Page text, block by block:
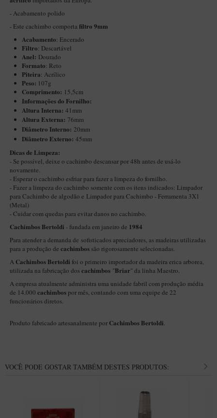
Itália Encerado
Maestro Nacional
Maestro Nacional Encerado
Caboclo - 7 Voltas
Cachimbeco
Churchwarden
Fiore
Giovanni
Jateado
Luiggi
Montana
Mouton
New Rose
New Rose Polido
Petrus
Piccolo
Premium
Sextavado
Zuccardi
Speciale
- Acabamento polido
- Este cachimbo comporta filtro 9mm
Acabamento: Encerado
Filtro: Descartável
Anel: Dourado
Formato: Reto
Piteira: Acrílico
Peso: 107g
Comprimento: 15,5cm
Informações do Fornilho:
Altura Interna: 41mm
Altura Externa: 76mm
Diâmetro Interno: 20mm
Diâmetro Externo: 45mm
Dicas de Limpeza:
- Se possível, deixe o cachimbo descansar por 48h antes de usá-lo
novamente.
- Esperar o cachimbo esfriar para fazer a limpeza do fornilho.
- Fazer a limpeza do cachimbo somente com os itens indicados: Limpador
para Cachimbo de algodão e Limpador para Cachimbo - Ferramenta 3X1
(Metal)
- Cuidar com quedas para evitar danos no cachimbo.
Cachimbos Bertoldi - fundada em janeiro de 1984
Para atender a demanda de sofisticados apreciadores, as madeiras utilizadas
para a produção de cachimbos são rigorosamente selecionadas.
A Cachimbos Bertoldi foi o primeiro importador da madeira erica arborea,
utilizada na fabricação doscachimbos "Briar" da linha Maestro.
A empresa atualmente administra uma unidade fabril com produção média
de 14.000 cachimbos por mês, contando com uma equipe de 22
funcionários diretos.
Produto fabricado artesanalmente por Cachimbos Bertoldi.
VOCÊ PODE GOSTAR TAMBÉM DESTES PRODUTOS: